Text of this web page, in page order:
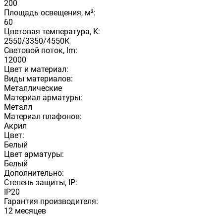
200
Площадь освещения, м²:
60
Цветовая температура, K:
2550/3350/4550К
Световой поток, lm:
12000
Цвет и материал:
Виды материалов:
Металлические
Материал арматуры:
Металл
Материал плафонов:
Акрил
Цвет:
Белый
Цвет арматуры:
Белый
Дополнительно:
Степень защиты, IP:
IP20
Гарантия производителя:
12 месяцев